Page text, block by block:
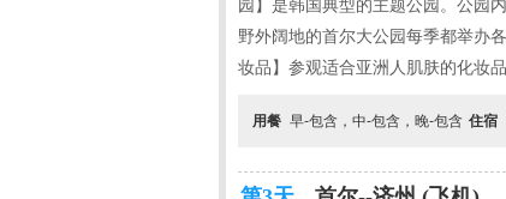
园】是韩国典型的主题公园。公园
野外阔地的首尔大公园每季都举办
妆品】参观适合亚洲人肌肤的化妆
用餐 早-包含，中-包含，晚-包含 住宿